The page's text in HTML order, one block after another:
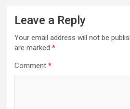
Leave a Reply
Your email address will not be
are marked *
Comment *